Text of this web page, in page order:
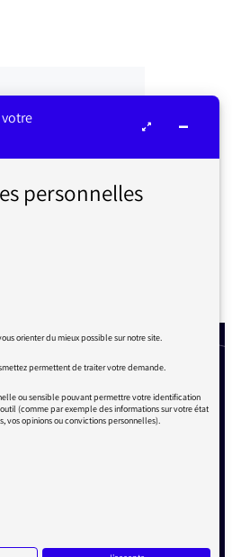
personnelles
orienter du mieux possible sur notre site.
permettent de traiter votre demande.
ou sensible pouvant permettre votre identification
(comme par exemple des informations sur votre état
vos opinions ou convictions personnelles).